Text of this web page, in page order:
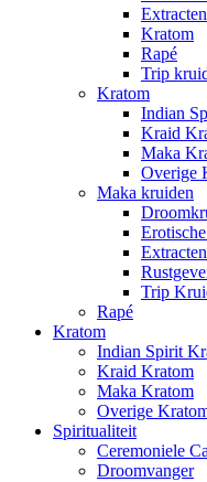
Extracten
Kratom
Rapé
Trip
Kratom
Indian
Kraid
Maka
Overige
Maka kruiden
Extracten
Trip
Rapé
Kratom
Indian Spirit
Kraid Kratom
Maka Kratom
Overige
Spiritualiteit
Ceremoniele
Droomvanger